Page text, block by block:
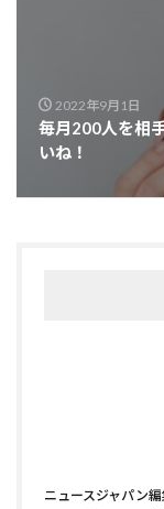
2022年9月1日
毎月200人を相
いね！
ニュースジャパン